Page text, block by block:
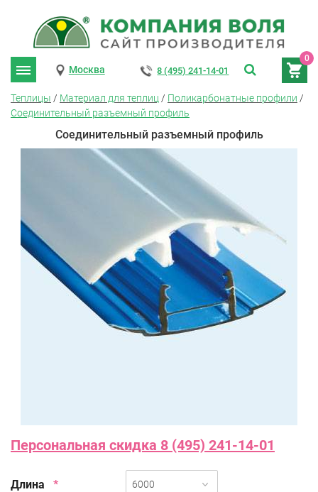
0
Москва 8 (495) 241-14-01
Теплицы / Материал для теплиц / Поликарбонатные профили /
Соединительный разъемный профиль
Соединительный разъемный профиль
Персональная скидка 8 (495) 241-14-01
Длина * 6000